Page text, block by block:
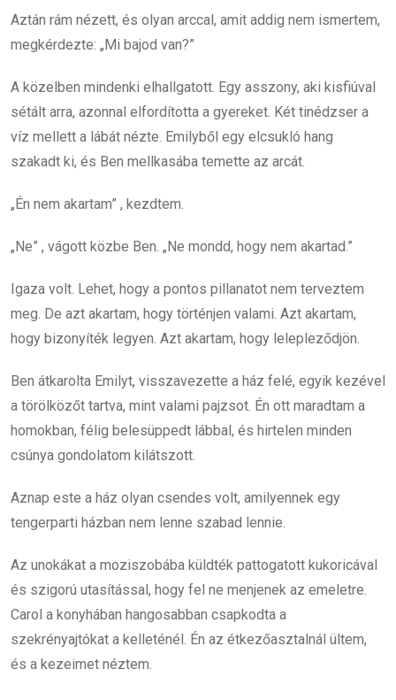
Aztán rám nézett, és olyan arccal, amit addig nem ismertem,
megkérdezte: „Mi bajod van?”
A közelben mindenki elhallgatott. Egy asszony, aki kisfiúval
sétált arra, azonnal elfordította a gyereket. Két tinédzser a
víz mellett a lábát nézte. Emilyből egy elcsukló hang
szakadt ki, és Ben mellkasába temette az arcát.
„Én nem akartam” , kezdtem.
„Ne” , vágott közbe Ben. „Ne mondd, hogy nem akartad.”
Igaza volt. Lehet, hogy a pontos pillanatot nem terveztem
meg. De azt akartam, hogy történjen valami. Azt akartam,
hogy bizonyíték legyen. Azt akartam, hogy lelepleződjön.
Ben átkarolta Emilyt, visszavezette a ház felé, egyik kezével
a törölközőt tartva, mint valami pajzsot. Én ott maradtam a
homokban, félig belesüppedt lábbal, és hirtelen minden
csúnya gondolatom kilátszott.
Aznap este a ház olyan csendes volt, amilyennek egy
tengerparti házban nem lenne szabad lennie.
Az unokákat a moziszobába küldték pattogatott kukoricával
és szigorú utasítással, hogy fel ne menjenek az emeletre.
Carol a konyhában hangosabban csapkodta a
szekrényajtókat a kelleténél. Én az étkezőasztalnál ültem,
és a kezeimet néztem.